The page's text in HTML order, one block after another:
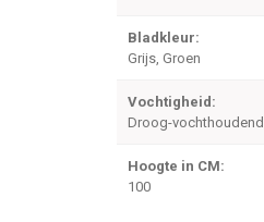
Bladkleur:
Grijs, Groen
Vochtigheid:
Droog-vochthoudend
Hoogte in CM:
100